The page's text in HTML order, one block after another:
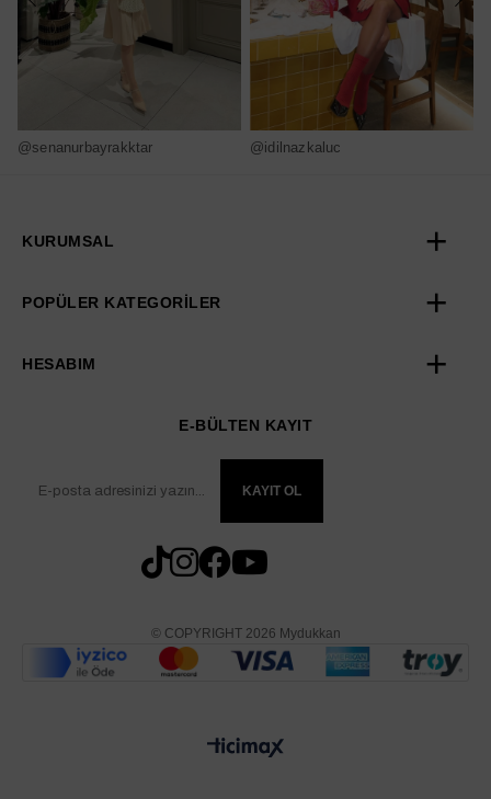
@senanurbayrakktar @idilnazkaluc
KURUMSAL
POPÜLER KATEGORİLER
HESABIM
E-BÜLTEN KAYIT
KAYIT OL
© COPYRIGHT 2026 Mydukkan